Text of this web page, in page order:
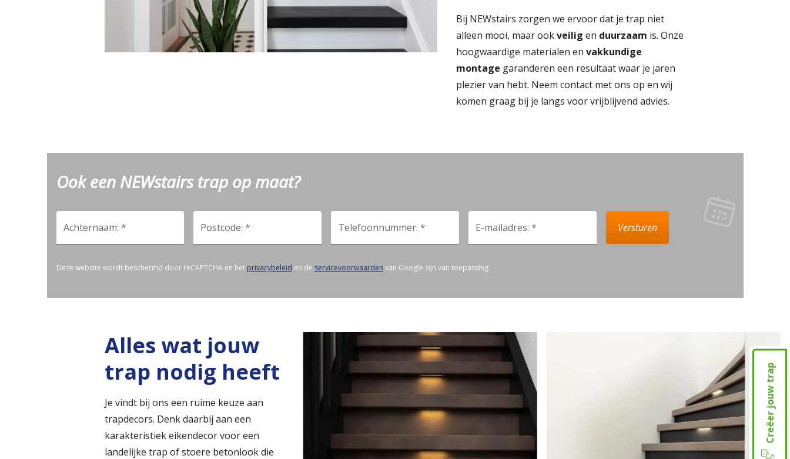
Creëer jouw trap
Bij NEWstairs zorgen we ervoor dat je trap niet
alleen mooi, maar ookveilig en duurzaam is. Onze
hoogwaardige materialen envakkundige
montage garanderen een resultaat waar je jaren
plezier van hebt. Neem contact met ons op en wij
komen graag bij je langs voor vrijblijvend advies.
Ook een NEWstairs trap op maat?
Achternaam: * Postcode: * Telefoonnummer: * E-mailadres: * Versturen
Deze website wordt beschermd door reCAPTCHA en het privacybeleid en de servicevoorwaarden van Google zijn van toepassing.
Alles wat jouw
trap nodig heeft
Je vindt bij ons een ruime keuze aan
trapdecors. Denk daarbij aan een
karakteristiek eikendecor voor een
landelijke trap of stoere betonlook die